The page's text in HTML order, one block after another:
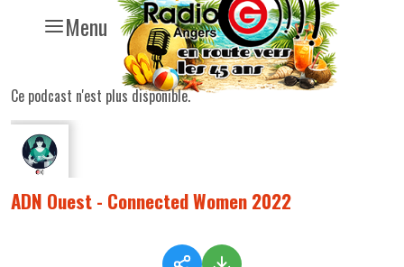
Menu
Ce podcast n'est plus disponible.
ADN Ouest - Connected Women 2022